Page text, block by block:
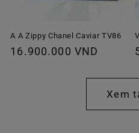
A A Zippy Chanel Caviar TV86
Giá
16.900.000 VND
Xem